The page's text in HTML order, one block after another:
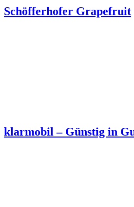
Schöfferhofer Grapefruit
klarmobil – Günstig in